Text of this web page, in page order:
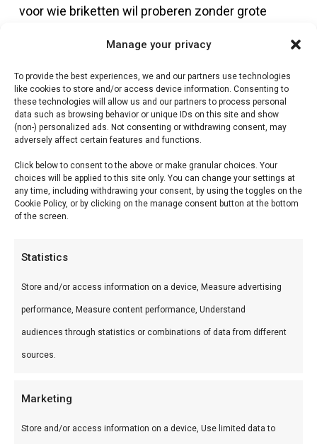
Manage your privacy
To provide the best experiences, we and our partners use technologies
like cookies to store and/or access device information. Consenting to
these technologies will allow us and our partners to process personal
data such as browsing behavior or unique IDs on this site and show
(non-) personalized ads. Not consenting or withdrawing consent, may
adversely affect certain features and functions.
Click below to consent to the above or make granular choices. Your
choices will be applied to this site only. You can change your settings at
any time, including withdrawing your consent, by using the toggles on the
Cookie Policy, or by clicking on the manage consent button at the bottom
of the screen.
Statistics
Store and/or access information on a device, Measure advertising
performance, Measure content performance, Understand
audiences through statistics or combinations of data from different
sources.
Marketing
Store and/or access information on a device, Use limited data to
voor wie briketten wil proberen zonder grote
Keuzehulp: welke brandstof
wanneer?
Cook type Brandstof Product
Brisket 12+ uur Hexagon briketten Roasted Hexagon
Ribs 6 uur Hexagon briketten Roasted Hexagon
Kip 2-3 uur Briketten of lump
Tips van onze pitmasters
brandstof
Investeer in een goede chimney starter —